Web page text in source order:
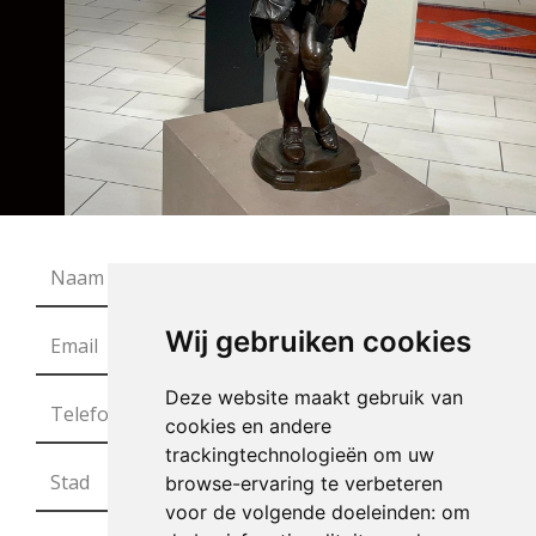
Wij gebruiken cookies
Deze website maakt gebruik van
cookies en andere
trackingtechnologieën om uw
browse-ervaring te verbeteren
voor de volgende doeleinden: om